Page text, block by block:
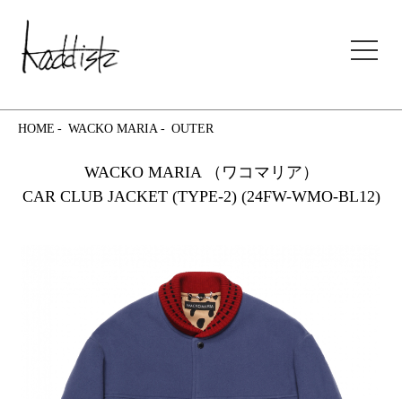
kaddish development store
HOME WACKO MARIA OUTER
WACKO MARIA （ワコマリア）
CAR CLUB JACKET (TYPE-2) (24FW-WMO-BL12)